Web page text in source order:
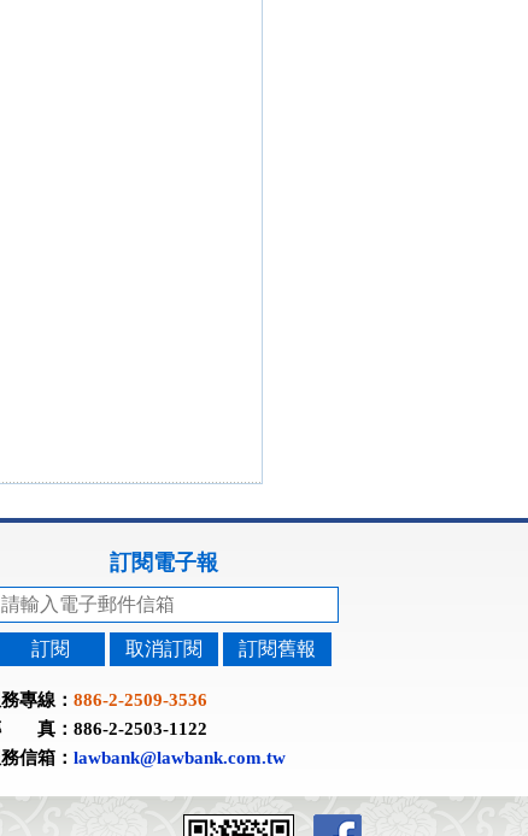
訂閱電子報
訂閱 取消訂閱 訂閱舊報
專線： 886-2-2509-3536
真：886-2-2503-1122
信箱： lawbank@lawbank.com.tw